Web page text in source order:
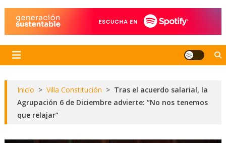
Inicio > Villa Constitución > Tras el acuerdo salarial, la
Agrupación 6 de Diciembre advierte: “No nos tenemos
que relajar”